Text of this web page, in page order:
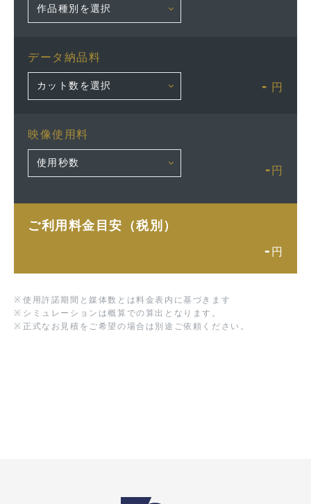
データ納品料
- 円
映像使用料
- 円
ご利用料金目安（税別）
- 円
※ 使用許諾期間と媒体数とは料金表内に基づきます
※ シミュレーションは概算での算出となります。
※ 正式なお見積をご希望の場合は別途ご依頼ください。